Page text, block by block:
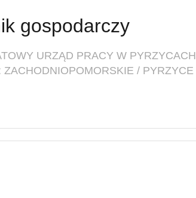
gospodarczy
URZĄD PRACY W PYRZYCACH
ZACHODNIOPOMORSKIE / PYRZYCE